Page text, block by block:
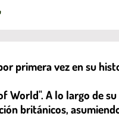
primera vez en su
World". A lo largo de
británicos,